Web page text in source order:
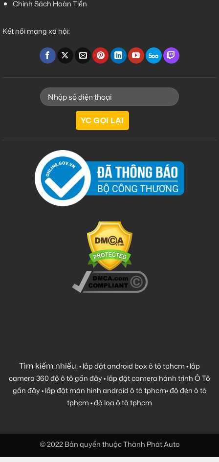
Chính Sách Hoàn Tiền
Kết nối mạng xã hội:
Tìm kiếm nhiều:•lắp đặt android box ô tô tphcm•lắp
camera 360 độ ô tô gần đây•lắp đặt camera hành trình Ô Tô
gần đây•lắp đặt màn hình android ô tô tphcm•độ đèn ô tô
tphcm•độ loa ô tô tphcm
© 2022 Bản quyền thuộc Thành Phát Auto